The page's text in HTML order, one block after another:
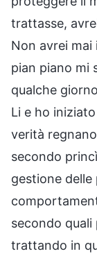
trattasse,
Non avrei
pian piano mi
qualche
Li e ho
verità
secondo
gestione delle
secondo
trattando in